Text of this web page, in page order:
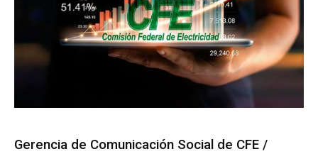
Gerencia de Comunicación Social de CFE /